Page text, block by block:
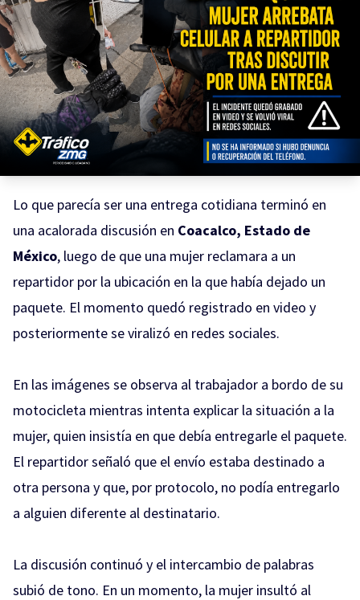
Lo que parecía ser una entrega cotidiana terminó en
una acalorada discusión en Coacalco, Estado de
México, luego de que una mujer reclamara a un
repartidor por la ubicación en la que había dejado un
paquete. El momento quedó registrado en video y
posteriormente se viralizó en redes sociales.
En las imágenes se observa al trabajador a bordo de su
motocicleta mientras intenta explicar la situación a la
mujer, quien insistía en que debía entregarle el paquete.
El repartidor señaló que el envío estaba destinado a
otra persona y que, por protocolo, no podía entregarlo
a alguien diferente al destinatario.
La discusión continuó y el intercambio de palabras
subió de tono. En un momento, la mujer insultó al